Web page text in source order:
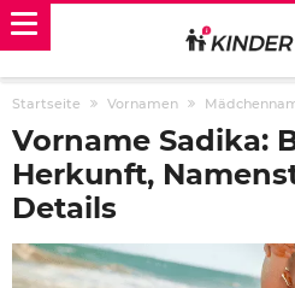
Startseite Vornamen
Vorname Sadika:
Herkunft,
Details